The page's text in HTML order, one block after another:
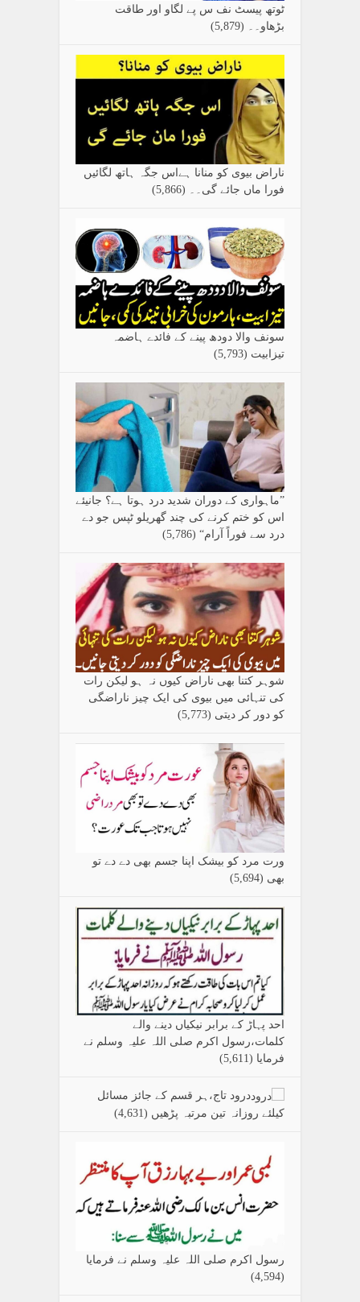
ٹوتھ پیسٹ نف س پے لگاو اور طاقت
بڑھاو۔۔ (5,879)
ناراض بیوی کو منانا ہےاس جگہ ہاتھ لگائیں
فورا ماں جائے گی۔۔ (5,866)
سونف والا دودھ پینے کے فائدے ہاضمہ
تیزابیت (5,793)
”ماہواری کے دوران شدید درد ہوتا ہے؟ جانیئے
اس کو ختم کرنے کی چند گھریلو ٹپس جو دے
درد سے فوراً آرام“ (5,786)
شوہر کتنا بھی ناراض کیوں نہ ہو لیکن رات
کی تنہائی میں بیوی کی ایک چیز ناراضگی
کو دور کر دیتی (5,773)
ورت مرد کو بیشک اپنا جسم بھی دے دے تو
بھی (5,694)
احد پہاڑ کے برابر نیکیاں دینے والے
کلمات،رسول اکرم صلی اللہ علیہ وسلم نے
فرمایا (5,611)
درود تاج،ہر قسم کے جائز مسائل
کیلئے روزانہ تین مرتبہ پڑھیں (4,631)
رسول اکرم صلی اللہ علیہ وسلم نے فرمایا
(4,594)